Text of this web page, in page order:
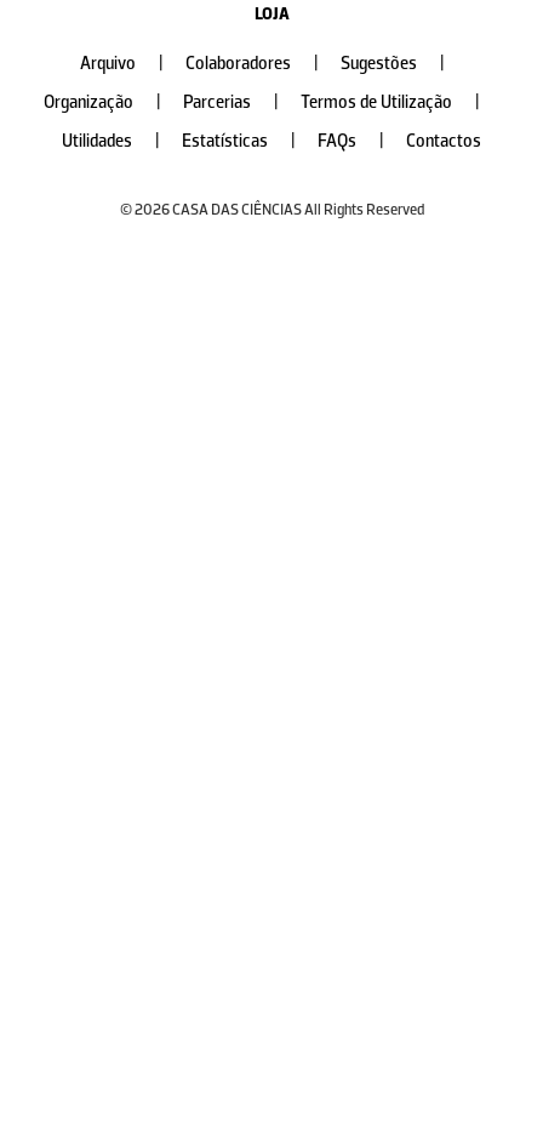
LOJA
Arquivo Colaboradores Sugestões
Organização
Parcerias Termos de Utilização
Utilidades
Estatísticas FAQs Contactos
© 2026 CASA DAS CIÊNCIAS All Rights Reserved